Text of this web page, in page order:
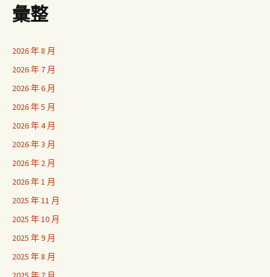
彙整
2026 年 8 月
2026 年 7 月
2026 年 6 月
2026 年 5 月
2026 年 4 月
2026 年 3 月
2026 年 2 月
2026 年 1 月
2025 年 11 月
2025 年 10 月
2025 年 9 月
2025 年 8 月